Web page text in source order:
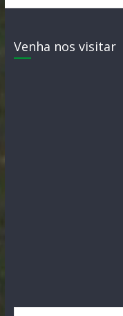
Venha nos visitar